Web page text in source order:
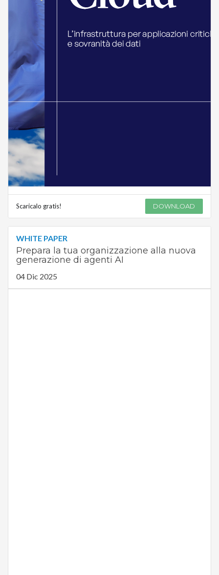
Scaricalo gratis! DOWNLOAD
WHITE PAPER
Prepara la tua organizzazione alla nuova
generazione di agenti AI
04 Dic 2025